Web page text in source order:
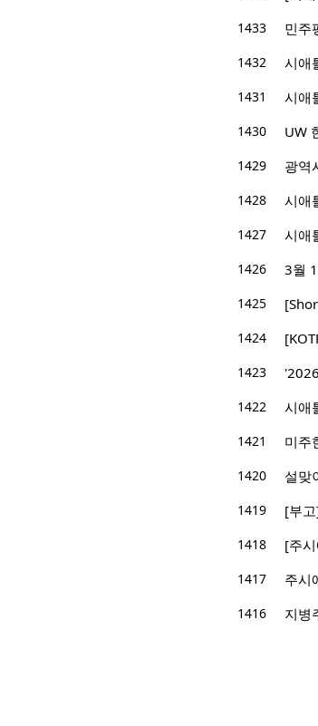
1433
민주
1432
시애
1431
시애
1430
UW
1429
광역
1428
시애
1427
시애
1426
3월
1425
1424
1423
1422
시애
1421
미주
1420
설맞
1419
[부
1418
[주
1417
주시
1416
지병